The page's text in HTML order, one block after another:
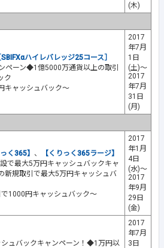
(木)
SBIFXαハイレバレッジ25コース］
ペーン◆1億5000万通貨以上の取引
ク
キャッシュバック～
2017
年7月
1日
(土)～
2017
年7月
31日
(月)
く365】 、
【くりっく365ラージ】
で最大5万円キャッシュバックキャ
新規取引で最大5万円キャッシュバ
1000円キャッシュバック～
2017
年1月
4日
(水)～
2017
年9月
29日
(金)
シュバックキャンペーン！◆1万円以
2017
年7月
3日